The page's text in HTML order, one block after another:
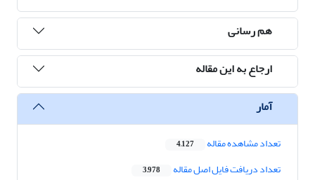
هم رسانی
ارجاع به این مقاله
آمار
تعداد مشاهده مقاله 4,127
تعداد دریافت فایل اصل مقاله 3,978